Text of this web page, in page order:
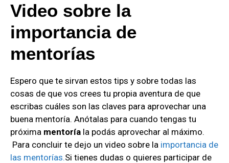
Video sobre la
importancia de
mentorías
Espero que te sirvan estos tips y sobre todas las
cosas de que vos crees tu propia aventura de que
escribas cuáles son las claves para aprovechar una
buena mentoría. Anótalas para cuando tengas tu
próxima mentoría la podás aprovechar al máximo.
Para concluir te dejo un video sobre la importancia de
las mentorías.Si tienes dudas o quieres participar de